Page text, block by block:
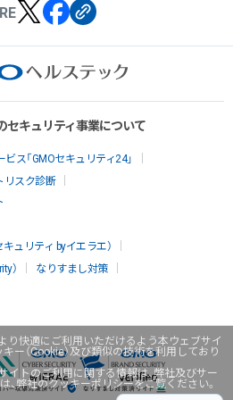
り快適にご利用いただけるよう本ウェブサイ
キー（Cookie）及び類似の技術を利用しており
イトのご利用に関する情報は、弊社及びサー
、弊社のクッキーポリシーをご覧ください。
セキュリティ事業について
ス「GMOセキュリティ24」
リスク診断
ュリティ byイエラエ）
）
なりすまし対策